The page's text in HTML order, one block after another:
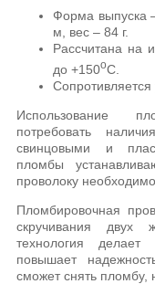
Форма выпуска
м, вес – 84 г.
Рассчитана на
до +150оС.
Сопротивляется
Использование
потребовать
свинцовыми и
пломбы
проволоку
Пломбировочная
скручивания
технология
повышает
сможет снять пломбу,